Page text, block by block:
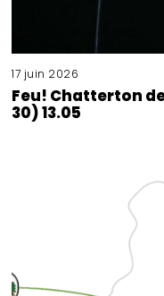
17 juin 2026
Feu! Chatterton
30) 13.05